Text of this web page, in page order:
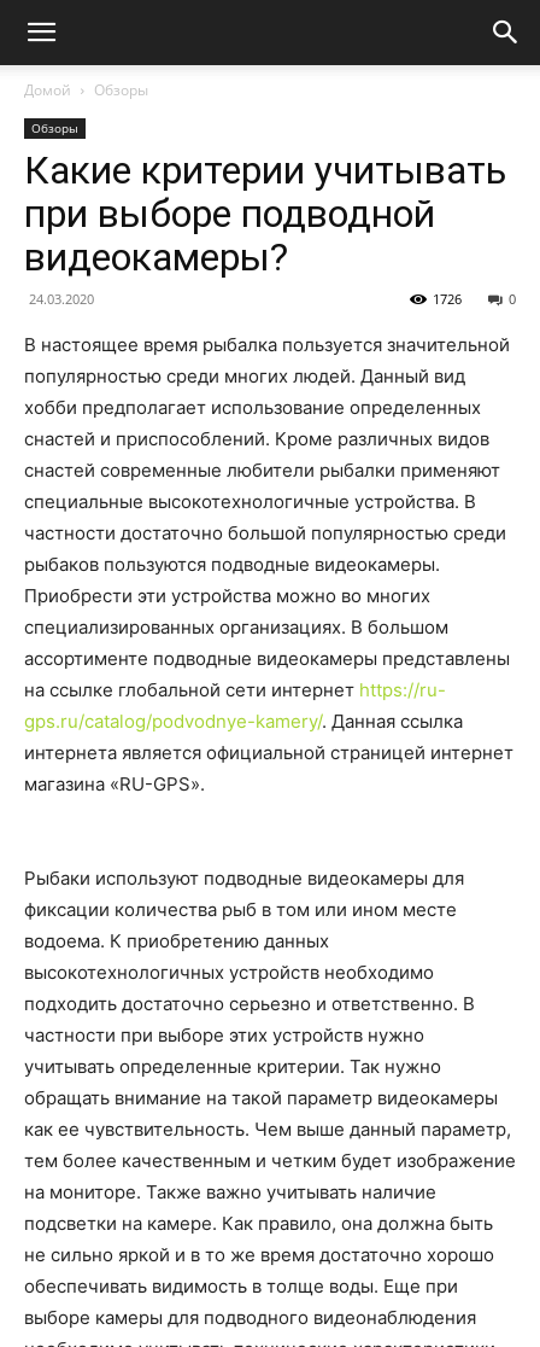
Домой Обзоры
Обзоры
Какие критерии учитывать
при выборе подводной
видеокамеры?
24.03.2020 0
1726
В настоящее время рыбалка пользуется значительной
популярностью среди многих людей. Данный вид
хобби предполагает использование определенных
снастей и приспособлений. Кроме различных видов
снастей современные любители рыбалки применяют
специальные высокотехнологичные устройства. В
частности достаточно большой популярностью среди
рыбаков пользуются подводные видеокамеры.
Приобрести эти устройства можно во многих
специализированных организациях. В большом
ассортименте подводные видеокамеры представлены
на ссылке глобальной сети интернет https://ru-
gps.ru/catalog/podvodnye-kamery/. Данная ссылка
интернета является официальной страницей интернет
магазина «RU-GPS».
Рыбаки используют подводные видеокамеры для
фиксации количества рыб в том или ином месте
водоема. К приобретению данных
высокотехнологичных устройств необходимо
подходить достаточно серьезно и ответственно. В
частности при выборе этих устройств нужно
учитывать определенные критерии. Так нужно
обращать внимание на такой параметр видеокамеры
как ее чувствительность. Чем выше данный параметр,
тем более качественным и четким будет изображение
на мониторе. Также важно учитывать наличие
подсветки на камере. Как правило, она должна быть
не сильно яркой и в то же время достаточно хорошо
обеспечивать видимость в толще воды. Еще при
выборе камеры для подводного видеонаблюдения